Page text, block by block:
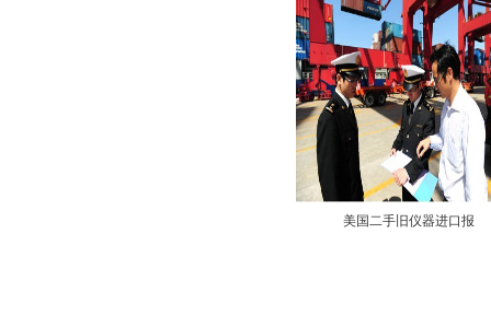
美国二手旧仪器进口报